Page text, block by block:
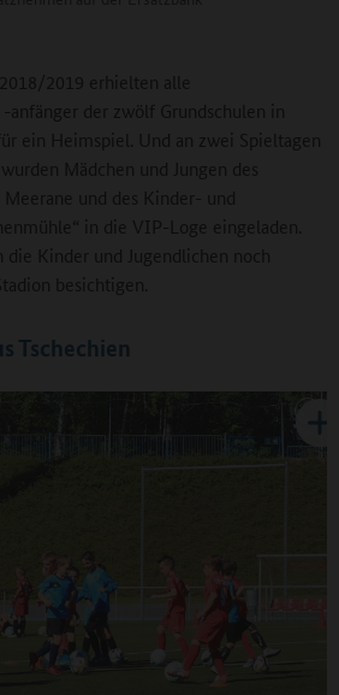
2019 erhielten alle
anfänger der zwölf Grundschulen in
ein Heimspiel. Und an zwei Spieltagen
Mädchen und Jungen des
und des Kinder- und
in die VIP-Loge eingeladen.
Kinder und Jugendlichen noch
besichtigen.
Tschechien